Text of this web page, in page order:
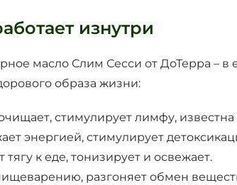
изнутри
масло Слим Сесси от ДоТерра –
образа жизни:
стимулирует лимфу,
энергией, стимулирует
тягу к еде, тонизирует и освежает.
разгоняет обмен